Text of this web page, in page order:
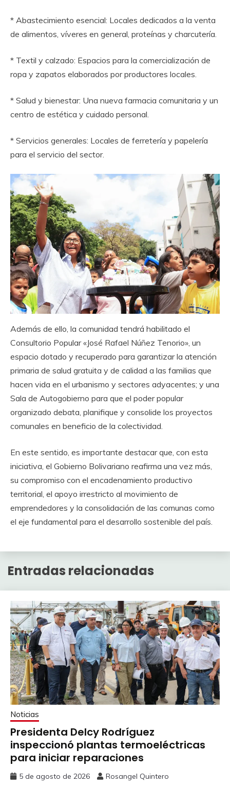
* Abastecimiento esencial: Locales dedicados a la venta
de alimentos, víveres en general, proteínas y charcutería.
* Textil y calzado: Espacios para la comercialización de
ropa y zapatos elaborados por productores locales.
* Salud y bienestar: Una nueva farmacia comunitaria y un
centro de estética y cuidado personal.
* Servicios generales: Locales de ferretería y papelería
para el servicio del sector.
Además de ello, la comunidad tendrá habilitado el
Consultorio Popular «José Rafael Núñez Tenorio», un
espacio dotado y recuperado para garantizar la atención
primaria de salud gratuita y de calidad a las familias que
hacen vida en el urbanismo y sectores adyacentes; y una
Sala de Autogobierno para que el poder popular
organizado debata, planifique y consolide los proyectos
comunales en beneficio de la colectividad.
En este sentido, es importante destacar que, con esta
iniciativa, el Gobierno Bolivariano reafirma una vez más,
su compromiso con el encadenamiento productivo
territorial, el apoyo irrestricto al movimiento de
emprendedores y la consolidación de las comunas como
el eje fundamental para el desarrollo sostenible del país.
Entradas relacionadas
Noticias
Presidenta Delcy Rodríguez
inspeccionó plantas termoeléctricas
para iniciar reparaciones
5 de agosto de 2026 Rosangel Quintero